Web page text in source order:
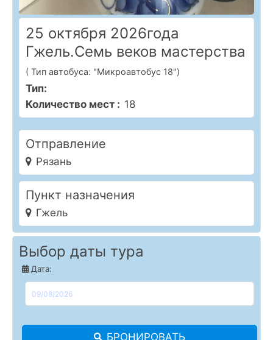
25 октября 2026года
Гжель.Семь веков мастерства
( Тип автобуса: "Микроавтобус 18")
Тип:
Количество мест : 18
Отправление
Рязань
Пункт назначения
Гжель
Выбор даты тура
Дата:
БРОНИРОВАТЬ